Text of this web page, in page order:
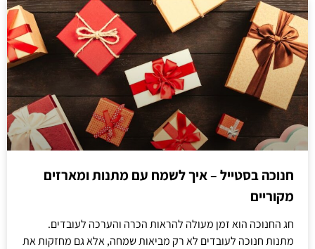
חנוכה בסטייל – איך לשמח עם מתנות ומארזים
מקוריים
חג החנוכה הוא זמן מעולה להראות הכרה והערכה לעובדים.
מתנות חנוכה לעובדים לא רק מביאות שמחה, אלא גם מחזקות את